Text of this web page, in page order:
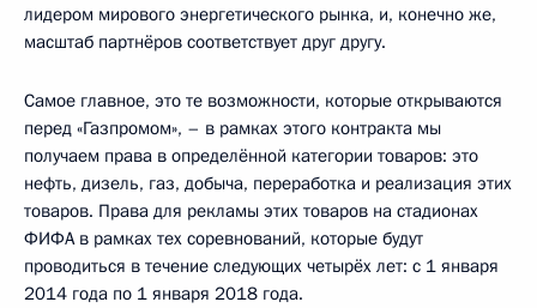
лидером мирового энергетического рынка, и, конечно же,
масштаб партнёров соответствует друг другу.
Самое главное, это те возможности, которые открываются
перед «Газпромом», – в рамках этого контракта мы
получаем права в определённой категории товаров: это
нефть, дизель, газ, добыча, переработка и реализация этих
товаров. Права для рекламы этих товаров на стадионах
ФИФА в рамках тех соревнований, которые будут
проводиться в течение следующих четырёх лет: с 1 января
2014 года по 1 января 2018 года.